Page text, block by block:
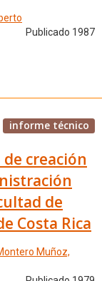
Publicado 1987
informe técnico
creación
de
Costa Rica
Muñoz,